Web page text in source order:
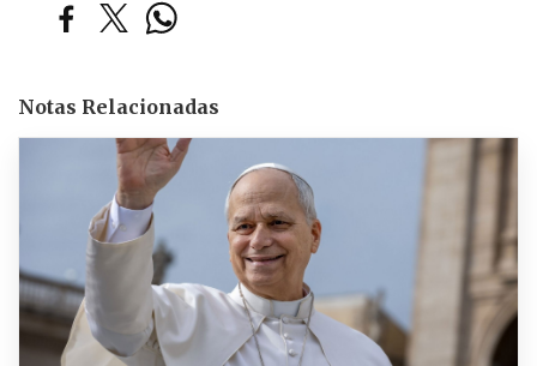
Notas Relacionadas